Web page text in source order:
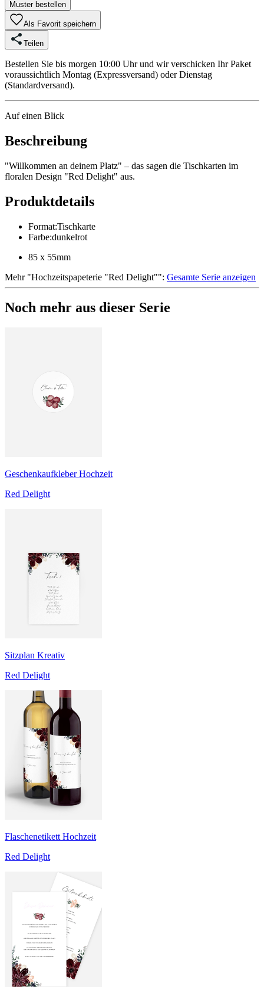
Muster bestellen
Als Favorit speichern
Teilen
Bestellen Sie bis morgen 10:00 Uhr und wir verschicken Ihr Paket
voraussichtlich Montag (Expressversand) oder Dienstag
(Standardversand).
Auf einen Blick
Beschreibung
"Willkommen an deinem Platz" – das sagen die Tischkarten im
floralen Design "Red Delight" aus.
Produktdetails
Format:Tischkarte
Farbe:dunkelrot
85 x 55mm
Mehr"Hochzeitspapeterie "Red Delight"": Gesamte Serie anzeigen
Noch mehr aus dieser Serie
Geschenkaufkleber Hochzeit
Red Delight
Sitzplan Kreativ
Red Delight
Flaschenetikett Hochzeit
Red Delight